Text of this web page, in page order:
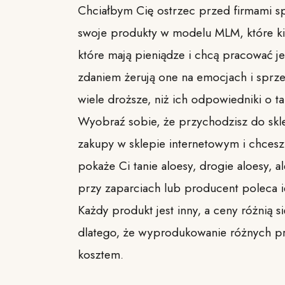
Chciałbym Cię ostrzec przed firmami
swoje produkty w modelu MLM, które
które mają pieniądze i chcą pracować
zdaniem żerują one na emocjach i
wiele droższe, niż ich odpowiedniki o
Wyobraź sobie, że przychodzisz do
zakupy w sklepie internetowym i
pokaże Ci tanie aloesy, drogie aloesy,
przy zaparciach lub producent poleca
Każdy produkt jest inny, a ceny różnią
dlatego, że wyprodukowanie różnych
kosztem.